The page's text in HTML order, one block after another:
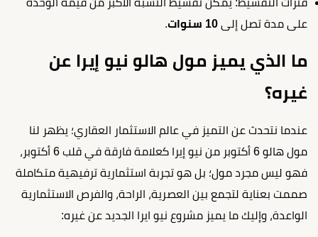
فترات التقسيط: يمكن تقسيط النسبة الأكبر من قيمة الوحدة
على مدة تصل إلى 10 سنوات .
ما الذي يميز مول هالو نيو إيرا عن
غيره؟
عندما نتحدث عن التميز في عالم الاستثمار العقاري؛ يظهر لنا
مول هالو 6 أكتوبر من نيو إيرا كعلامة فارقة في قلب 6 أكتوبر،
فهو ليس مجرد مول؛ بل هو تجربة استثمارية ترفيهية متكاملة
صممت بعناية لتجمع بين العصرية، الراحة، والفرص الاستثمارية
الواعدة، وإليك ما يميز مشروع نيو ايرا الجديد عن غيره: